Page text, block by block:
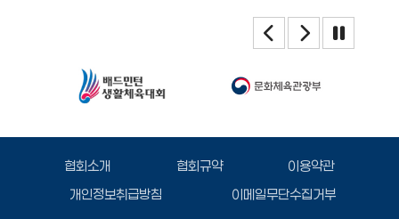
협회소개 협회규약
이용약관
개인정보취급방침
이메일무단수집거부